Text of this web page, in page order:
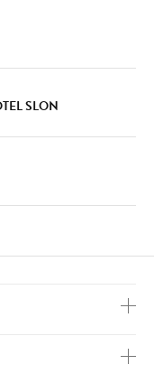
SLON